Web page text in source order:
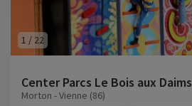
1 / 22
Center Parcs Le Bois aux Daims
Morton - Vienne (86)